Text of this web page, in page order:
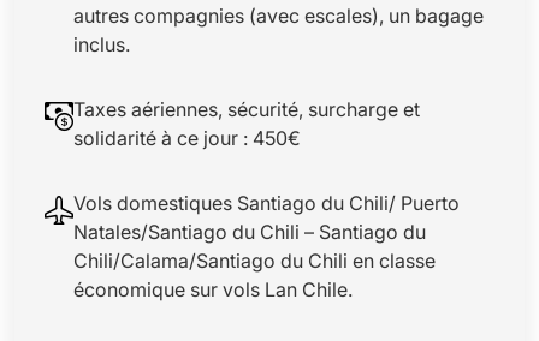
autres compagnies (avec escales), un bagage
inclus.
Taxes aériennes, sécurité, surcharge et
solidarité à ce jour : 450€
Vols domestiques Santiago du Chili/ Puerto
Natales/Santiago du Chili – Santiago du
Chili/Calama/Santiago du Chili en classe
économique sur vols Lan Chile.